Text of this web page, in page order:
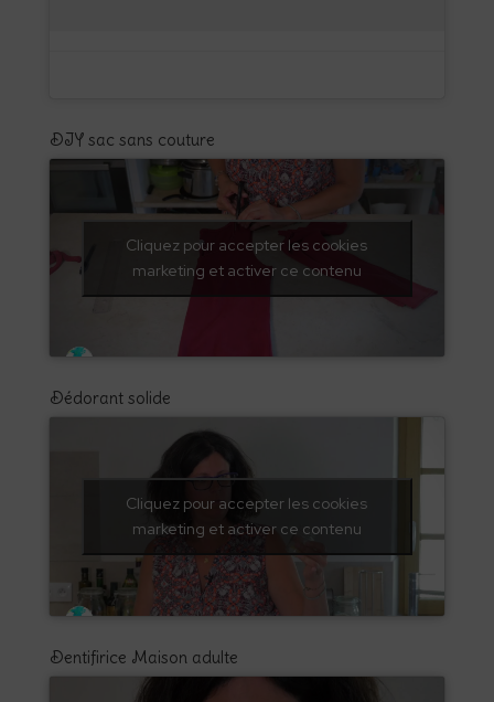
DIY sac sans couture
Cliquez pour accepter les cookies
marketing et activer ce contenu
Dédorant solide
Cliquez pour accepter les cookies
marketing et activer ce contenu
Dentifirice Maison adulte